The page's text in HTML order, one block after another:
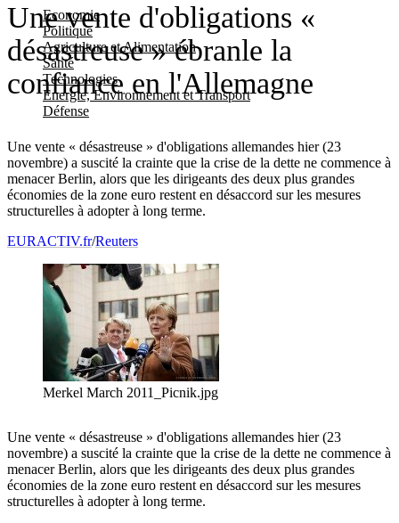
Economie
Politique
Agriculture et Alimentation
Santé
Technologies
Energie, Environnement et Transport
Défense
Une vente d'obligations «
désastreuse » ébranle la
confiance en l'Allemagne
Une vente « désastreuse » d'obligations allemandes hier (23
novembre) a suscité la crainte que la crise de la dette ne commence à
menacer Berlin, alors que les dirigeants des deux plus grandes
économies de la zone euro restent en désaccord sur les mesures
structurelles à adopter à long terme.
EURACTIV.fr/Reuters
Merkel March 2011_Picnik.jpg
Une vente « désastreuse » d'obligations allemandes hier (23
novembre) a suscité la crainte que la crise de la dette ne commence à
menacer Berlin, alors que les dirigeants des deux plus grandes
économies de la zone euro restent en désaccord sur les mesures
structurelles à adopter à long terme.